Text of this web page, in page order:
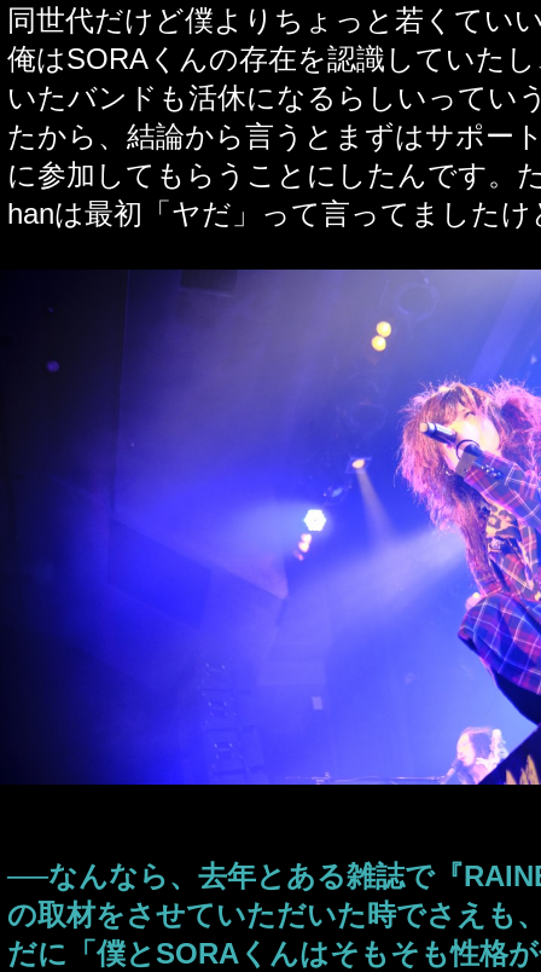
同世代だけど僕よりちょっと若くてい
俺はSORAくんの存在を認識していた
いたバンドも活休になるらしいってい
たから、結論から言うとまずはサポー
に参加してもらうことにしたんです。
hanは最初「ヤだ」って言ってましたけ
──なんなら、去年とある雑誌で『
の取材をさせていただいた時でさえも
だに「僕とSORAくんはそもそも性格